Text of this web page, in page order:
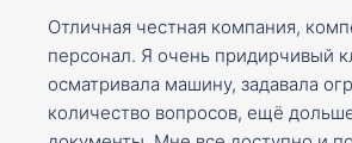
Отличная честная компания,
персонал. Я очень придирчивый
осматривала машину, задавала
количество вопросов, ещё